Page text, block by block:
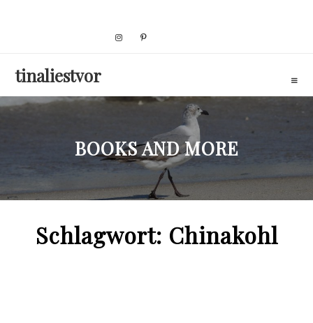
tinaliestvor
BOOKS AND MORE
Schlagwort: Chinakohl